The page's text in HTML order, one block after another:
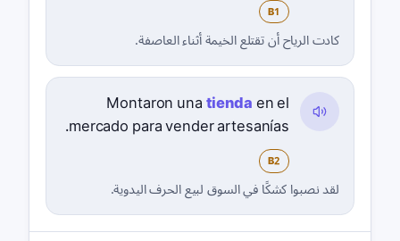
B1
كادت الرياح أن تقتلع الخيمة أثناء العاصفة.
Montaron unatiendaen el
mercado para vender artesanías.
B2
لقد نصبوا كشكًا في السوق لبيع الحرف اليدوية.